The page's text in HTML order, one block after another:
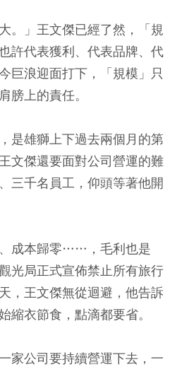
。」王文傑已經了然，「規
許代表獲利、代表品牌、代
巨浪迎面打下，「規模」只
膀上的責任。
是雄獅上下過去兩個月的第
文傑還要面對公司營運的難
三千名員工，仰頭等著他開
、成本歸零……，毛利也是
光局正式宣佈禁止所有旅行
，王文傑無從迴避，他告訴
縮衣節食，點滴都要省。
家公司要持續營運下去，一